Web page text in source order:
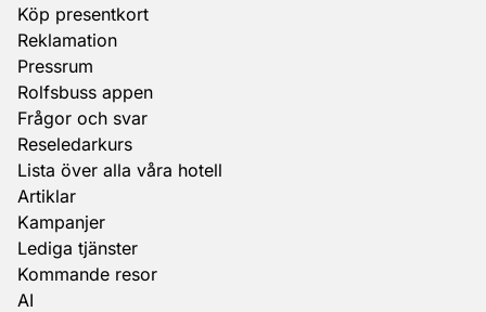
Köp presentkort
Reklamation
Pressrum
Rolfsbuss appen
Frågor och svar
Reseledarkurs
Lista över alla våra hotell
Artiklar
Kampanjer
Lediga tjänster
Kommande resor
AI